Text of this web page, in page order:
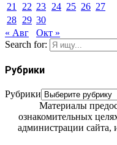
21
22 23 24 25 26 27
28 29 30
« Авг
Окт »
Search for:
Рубрики
Рубрики
Материалы
ознакомительных
администрации сайта,